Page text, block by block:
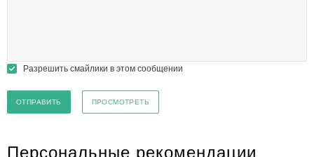
Разрешить смайлики в этом сообщении
Персональные рекомендации